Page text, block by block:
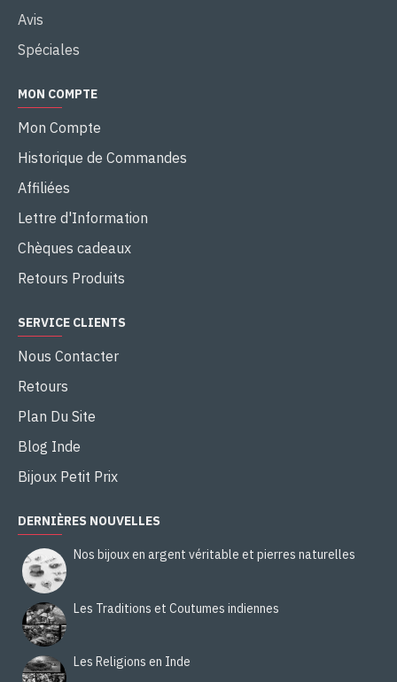
Avis
Spéciales
MON COMPTE
Mon Compte
Historique de Commandes
Affiliées
Lettre d'Information
Chèques cadeaux
Retours Produits
SERVICE CLIENTS
Nous Contacter
Retours
Plan Du Site
Blog Inde
Bijoux Petit Prix
DERNIÈRES NOUVELLES
Nos bijoux en argent véritable et pierres naturelles
Les Traditions et Coutumes indiennes
Les Religions en Inde